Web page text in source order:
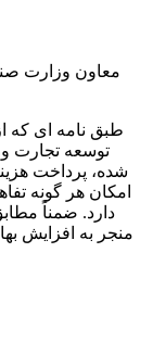
معاون وزارت
توسعه تجارت
شده، پرداخت
امکان هر گونه
منجر به افزایش